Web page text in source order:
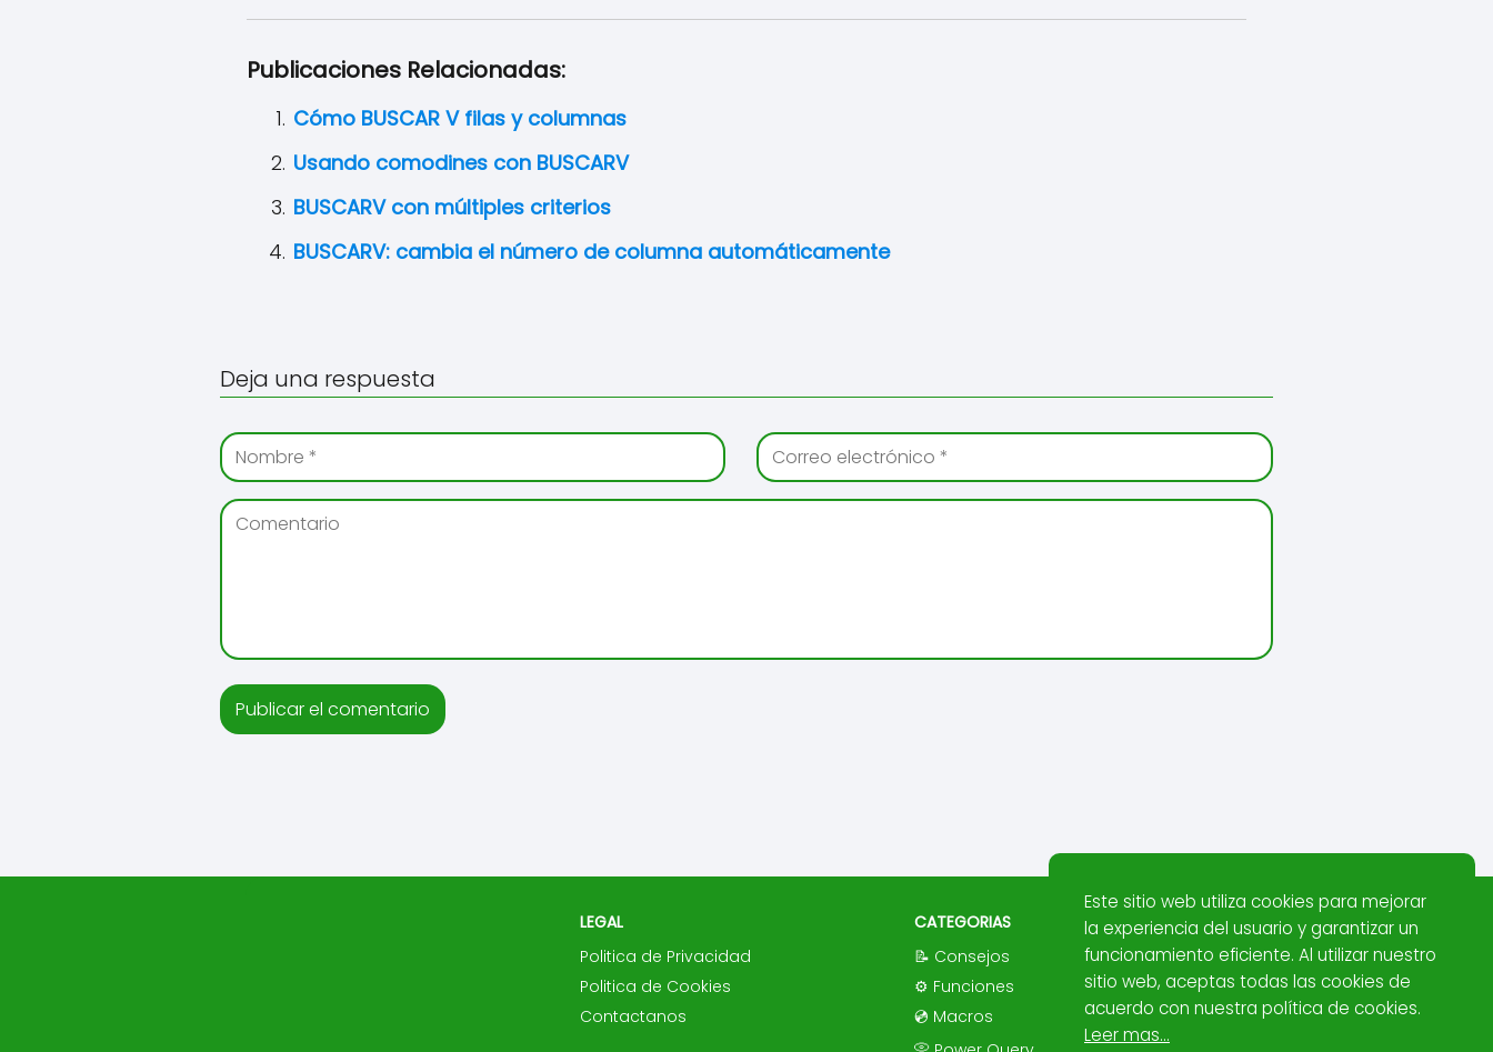
Publicaciones Relacionadas:
Cómo BUSCAR V filas y columnas
Usando comodines con BUSCARV
BUSCARV con múltiples criterios
BUSCARV: cambia el número de columna automáticamente
Deja una respuesta
LEGAL
Politica de Privacidad
Politica de Cookies
Contactanos
CATEGORIAS
📝 Consejos
⚙️ Funciones
💿 Macros
Este sitio web utiliza cookies para mejorar
la experiencia del usuario y garantizar un
funcionamiento eficiente. Al utilizar nuestro
sitio web, aceptas todas las cookies de
acuerdo con nuestra política de cookies.
Leer mas...